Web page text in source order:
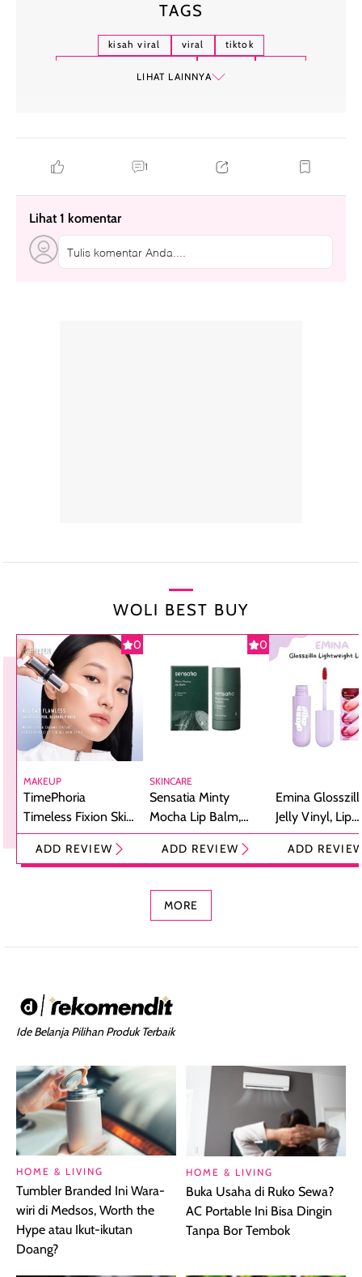
TAGS
kisah viral viral
tiktok
LIHAT LAINNYA
1
Lihat 1 komentar
Tulis komentar Anda....
WOLI BEST BUY
0
MAKEUP
TimePhoria
Timeless Fixion Skin
Tint Stick,
Foundation dan
ADD REVIEW
0
SKINCARE
Sensatia Minty
Mocha Lip Balm,
Pelembap Bibir
dengan Aroma
ADD REVIEW
Emina
Jelly Vinyl, Lip
Cream Glossy
Ringan
ADD
MORE
Ide Belanja Pilihan Produk Terbaik
HOME & LIVING
Tumbler Branded Ini Wara-
wiri di Medsos, Worth the
Hype atau Ikut-ikutan
Doang?
HOME & LIVING
Buka Usaha di Ruko Sewa?
AC Portable Ini Bisa Dingin
Tanpa Bor Tembok